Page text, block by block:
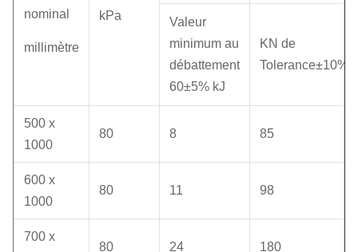
nominal
millimètre
kPa
Valeur
minimum au
débattement
60±5% kJ
KN de
Tolerance±10%
500 x
1000
80 8 85
600 x
1000
80 11 98
700 x
80 24 180